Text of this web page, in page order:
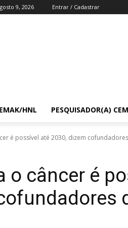
9, 2026 Entrar / Cadastrar
HNL PESQUISADOR(A)
é possível até 2030, dizem
o câncer é